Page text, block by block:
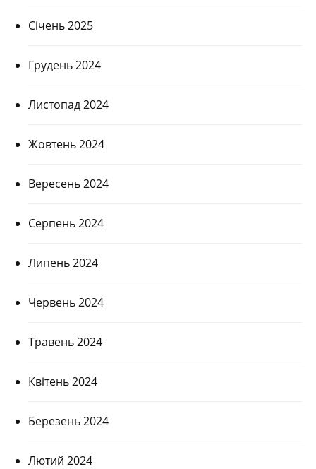
Січень 2025
Грудень 2024
Листопад 2024
Жовтень 2024
Вересень 2024
Серпень 2024
Липень 2024
Червень 2024
Травень 2024
Квітень 2024
Березень 2024
Лютий 2024